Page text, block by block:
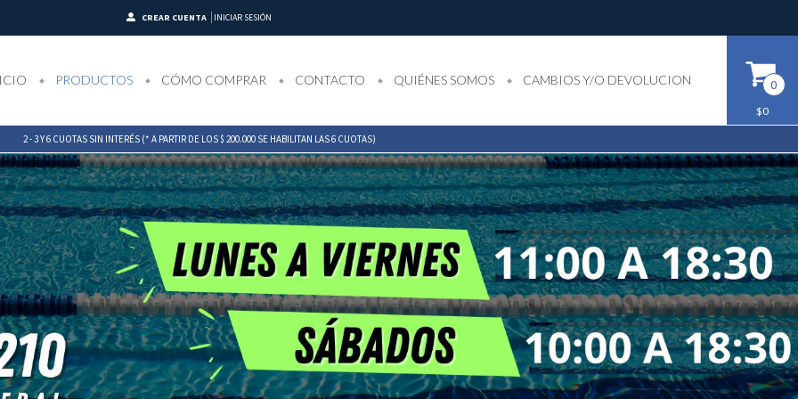
CREAR CUENTA INICIAR SESIÓN
PRODUCTOS CÓMO COMPRAR CONTACTO QUIÉNES SOMOS CAMBIOS Y/O DEVOLUCION 0
$0
2 - 3 Y 6 CUOTAS SIN INTERÉS (* A PARTIR DE LOS $ 200.000 SE HABILITAN LAS 6 CUOTAS)